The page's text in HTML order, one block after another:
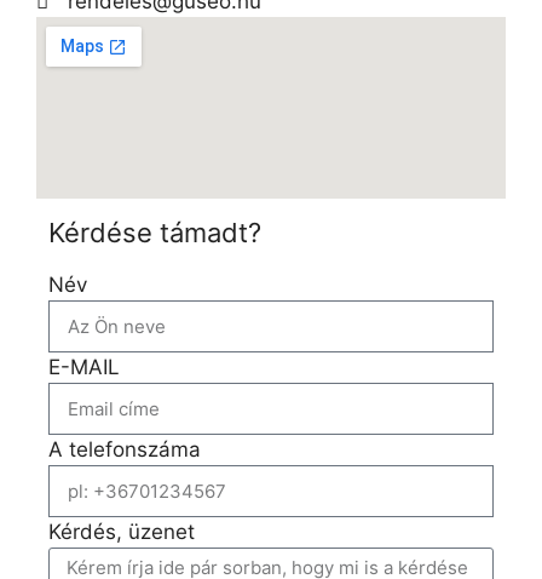
Kérdése támadt?
Név
E-MAIL
A telefonszáma
Kérdés, üzenet